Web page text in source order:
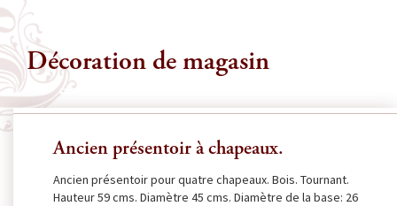
Décoration de magasin
Ancien présentoir à chapeaux.
Ancien présentoir pour quatre chapeaux. Bois. Tournant.
Hauteur 59 cms. Diamètre 45 cms. Diamètre de la base: 26